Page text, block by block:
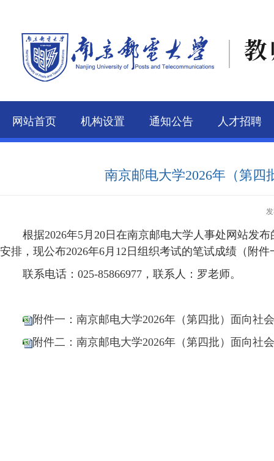
网站首页 机构设置 通知公告 人才招聘
南京邮电大学2026年（第
根据2026年5月20日在南京邮电大学人事处网站发
安排，现公布2026年6月12日组织考试的笔试成绩（附
联系电话： 025-85866977，联系人：罗老师。
附件一：南京邮电大学2026年（第四批）面向社
附件二：南京邮电大学2026年（第四批）面向社